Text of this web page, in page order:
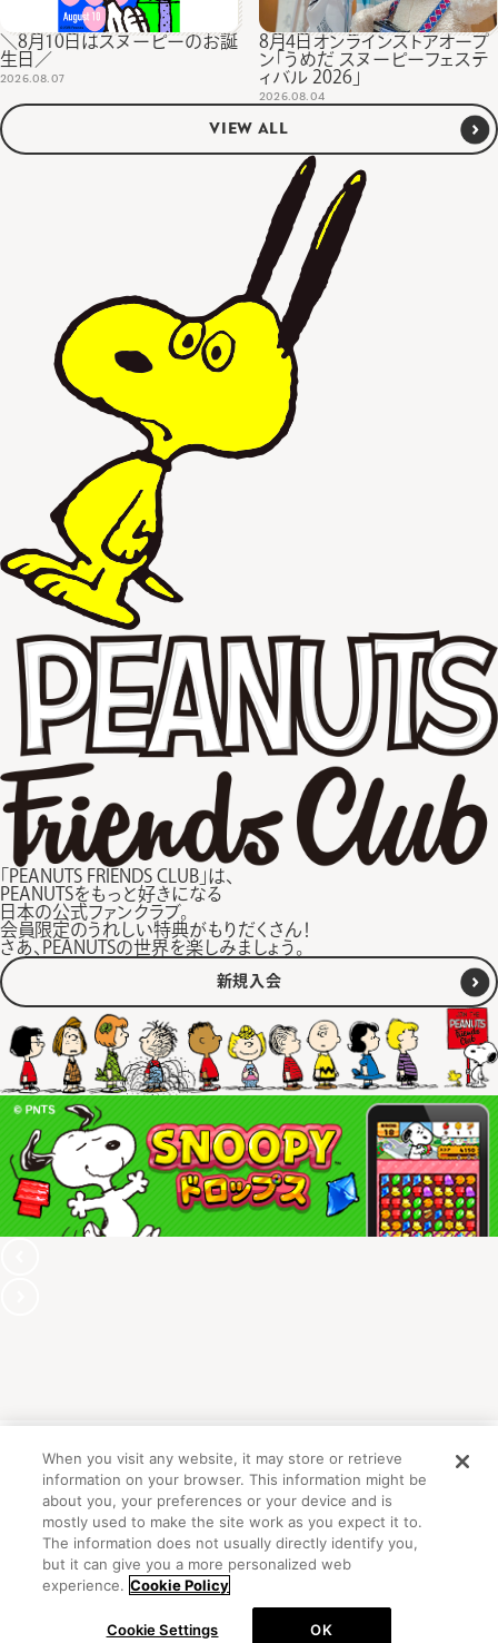
＼8月10日はスヌーピーのお誕
生日／
2026.08.07
8月4日オンラインストアオープ
ン「うめだ スヌーピーフェステ
ィバル 2026」
2026.08.04
VIEW ALL
「PEANUTS FRIENDS CLUB」は、
PEANUTSをもっと好きになる
日本の公式ファンクラブ。
会員限定のうれしい特典がもりだくさん！
さあ、PEANUTSの世界を楽しみましょう。
新規入会
初めての方向けガイド
Cookie Settings
When you visit any website, it may store or retrieve
information on your browser. This information might be
about you, your preferences or your device and is
mostly used to make the site work as you expect it to.
The information does not usually directly identify you,
but it can give you a more personalized web
experience. Cookie Policy
Cookie Settings OK